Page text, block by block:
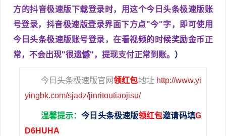
方的抖音极速版下载登录时，用这个今日头条极速版账
号登录，抖音极速版登录界面下方点"今"字，即可使用
今日头条极速版账号登录，在看视频的时候奖励金币正
常，不会出现"很遗憾"，提现支付正常到账。 ）
今日头条极速版官网领红包地址 http://www.yi
yingbk.com/sjadz/jinritoutiaojisu/
温馨提示：今日头条极速版领红包邀请码填G
D6HUHA